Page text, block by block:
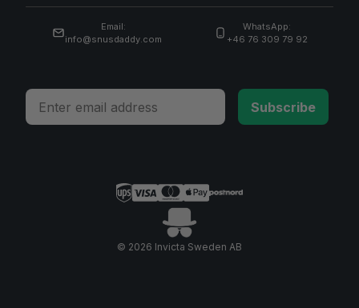
Email:
info@snusdaddy.com
WhatsApp:
+46 76 309 79 92
Email
Subscribe
© 2026 Invicta Sweden AB